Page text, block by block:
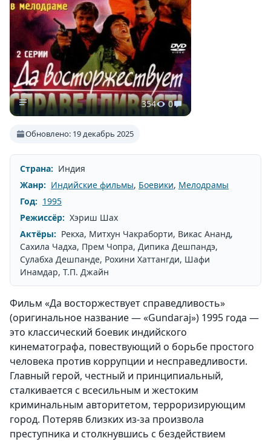
354 0
Обновлено: 19 декабрь 2025
Страна: Индия
Жанр: Индийские фильмы, Боевики, Мелодрамы
Год: 1995
Режиссёр: Хэриш Шах
Актёры: Рекха, Митхун Чакраборти, Викас Ананд,
Сахила Чадха, Прем Чопра, Дипика Дешпандэ,
Сулабха Дешпанде, Рохини Хаттангди, Шафи
Инамдар, Т.П. Джайн
Фильм «Да восторжествует справедливость»
(оригинальное название — «Gundaraj») 1995 года —
это классический боевик индийского
кинематографа, повествующий о борьбе простого
человека против коррупции и несправедливости.
Главный герой, честный и принципиальный,
сталкивается с всесильным и жестоким
криминальным авторитетом, терроризирующим
город. Потеряв близких из-за произвола
преступника и столкнувшись с бездействием